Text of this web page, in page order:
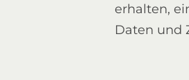
erhalten,
Daten und